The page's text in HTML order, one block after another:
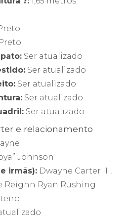
Ser atualizado
Ser atualizado
Ser atualizado
Ser atualizado
Ser atualizado
e relacionamento
Johnson
irmãs): Dwayne Carter III,
Reighn Ryan Rushing